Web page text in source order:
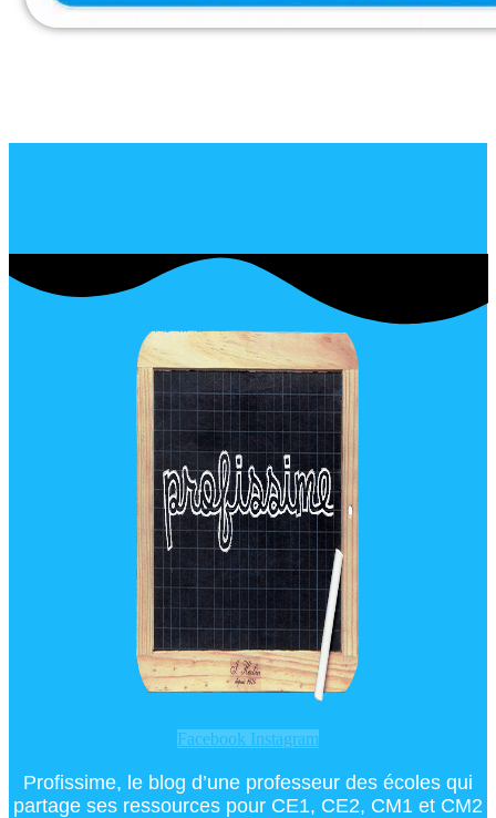
Facebook Instagram
Profissime, le blog d’une professeur des écoles qui
partage ses ressources pour CE1, CE2, CM1 et CM2